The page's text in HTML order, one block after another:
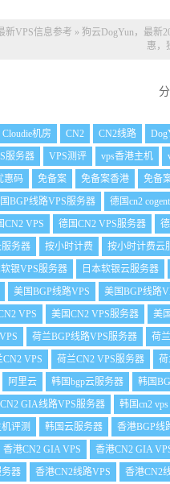
新VPS信息参考 » 狗云DogYun，最新
惠，
Cloudie机房 CN2 CN2线路
服务器 VPS测评 vps香港主机
惠码 免备案 免备案香港 免备
BGP线路VPS服务器 德国cn2
CN2 VPS 德国CN2 VPS服务器
务器 按小时计费 按小时计费云
软银VPS服务器 日本软银云服务器
美国BGP线路VPS 美国BGP线路
VPS 美国CN2 VPS服务器 美
荷兰BGP线路VPS服务器 荷
CN2 VPS 荷兰CN2 VPS服务器 荷
阿里云 韩国bgp云服务器 韩国
GIA线路VPS服务器 韩国cn2 vps
评测 韩国云服务器 香港BGP线
香港CN2 GIA VPS 香港CN2 GIA
器 香港CN2线路VPS 香港CN2